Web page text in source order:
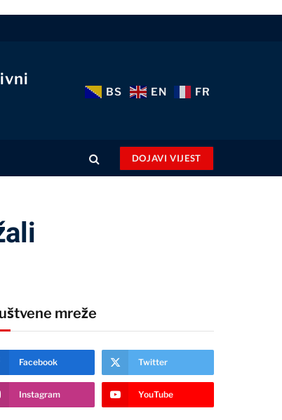
BS EN FR
DOJAVI VIJEST
mreže
Facebook Twitter
Instagram YouTube